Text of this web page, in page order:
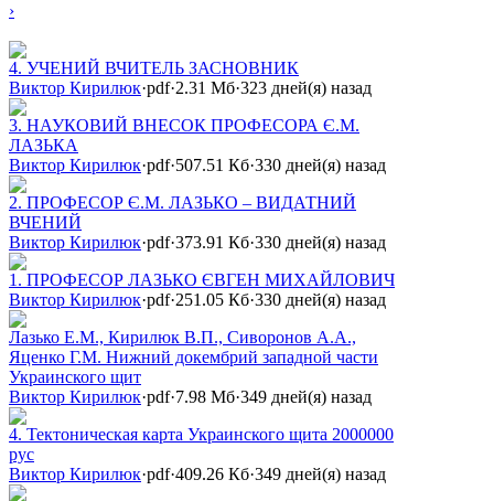
›
4. УЧЕНИЙ ВЧИТЕЛЬ ЗАСНОВНИК
Виктор Кирилюк·pdf·2.31 Мб·323 дней(я) назад
3. НАУКОВИЙ ВНЕСОК ПРОФЕСОРА Є.М.
ЛАЗЬКА
Виктор Кирилюк·pdf·507.51 Кб·330 дней(я) назад
2. ПРОФЕСОР Є.М. ЛАЗЬКО – ВИДАТНИЙ
ВЧЕНИЙ
Виктор Кирилюк·pdf·373.91 Кб·330 дней(я) назад
1. ПРОФЕСОР ЛАЗЬКО ЄВГЕН МИХАЙЛОВИЧ
Виктор Кирилюк·pdf·251.05 Кб·330 дней(я) назад
Лазько Е.М., Кирилюк В.П., Сиворонов А.А.,
Яценко Г.М. Нижний докембрий западной части
Украинского щит
Виктор Кирилюк·pdf·7.98 Мб·349 дней(я) назад
4. Тектоническая карта Украинского щита 2000000
рус
Виктор Кирилюк·pdf·409.26 Кб·349 дней(я) назад